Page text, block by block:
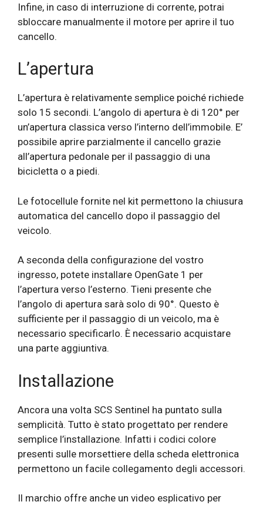
Infine, in caso di interruzione di corrente, potrai
sbloccare manualmente il motore per aprire il tuo
cancello.
L’apertura
L’apertura è relativamente semplice poiché richiede
solo 15 secondi. L’angolo di apertura è di 120° per
un’apertura classica verso l’interno dell’immobile. E’
possibile aprire parzialmente il cancello grazie
all’apertura pedonale per il passaggio di una
bicicletta o a piedi.
Le fotocellule fornite nel kit permettono la chiusura
automatica del cancello dopo il passaggio del
veicolo.
A seconda della configurazione del vostro
ingresso, potete installare OpenGate 1 per
l’apertura verso l’esterno. Tieni presente che
l’angolo di apertura sarà solo di 90°. Questo è
sufficiente per il passaggio di un veicolo, ma è
necessario specificarlo. È necessario acquistare
una parte aggiuntiva.
Installazione
Ancora una volta SCS Sentinel ha puntato sulla
semplicità. Tutto è stato progettato per rendere
semplice l’installazione. Infatti i codici colore
presenti sulle morsettiere della scheda elettronica
permettono un facile collegamento degli accessori.
Il marchio offre anche un video esplicativo per